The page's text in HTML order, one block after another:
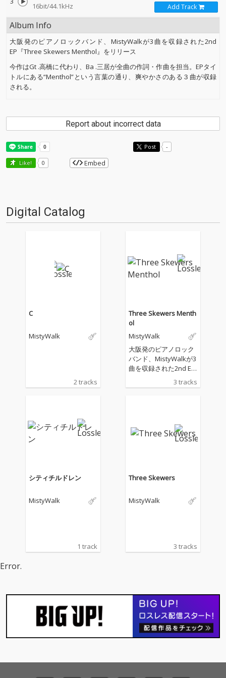
16bit/44.1kHz
Add Track
Album Info
大阪発のピアノロックバンド、MistyWalkが3曲を収録された2nd
EP『Three Skewers Menthol』をリリース
今作はGt .高橋に代わり、Ba .三居が全曲の作詞・作曲を担当。EPタイ
トルにある“Menthol”という言葉の通り、爽やかさのある３曲が収録
される。
Report about incorrect data
Post -
Like! 0 Embed
Digital Catalog
C
MistyWalk
2 tracks
Three Skewers Menth
ol
MistyWalk
大阪発のピアノロック
バンド、MistyWalkが3
曲を収録された2nd EP
『Three Skewers Men
thol』をリリース 今作
ルにある“Menthol”と
いう言葉の通り、爽や
3 tracks
シティチルドレン
MistyWalk
1 track
Three Skewers
MistyWalk
3 tracks
Error.